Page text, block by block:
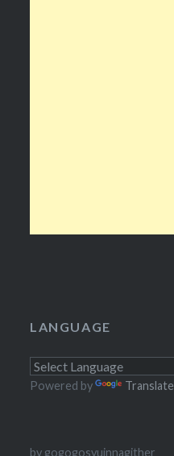
LANGUAGE
Powered by Translate
by gogogosyuinnagither